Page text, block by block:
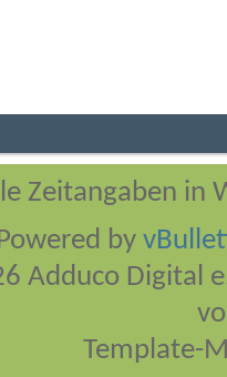
Zeitangaben in
by
Adduco Digital
Template-